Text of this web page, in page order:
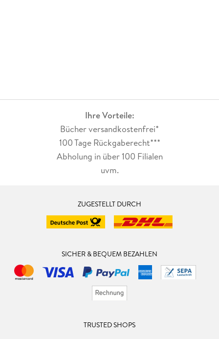
Ihre Vorteile:
Bücher versandkostenfrei*
100 Tage Rückgaberecht***
Abholung in über 100 Filialen
uvm.
ZUGESTELLT DURCH
SICHER & BEQUEM BEZAHLEN
TRUSTED SHOPS